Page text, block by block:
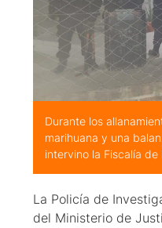
Durante los
marihuana y una
intervino la Fiscalía
La Policía de
del Ministerio de